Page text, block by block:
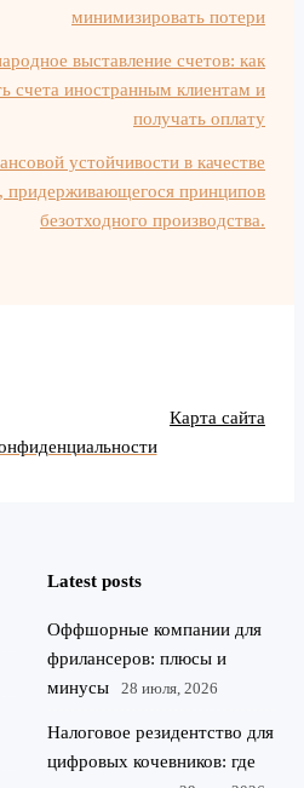
минимизировать потери
выставление счетов: как
счета иностранным клиентам и
получать оплату
устойчивости в качестве
придерживающегося принципов
безотходного производства.
Карта сайта
Latest posts
Оффшорные компании для
фрилансеров: плюсы и
минусы
28 июля, 2026
Налоговое резидентство для
цифровых кочевников: где